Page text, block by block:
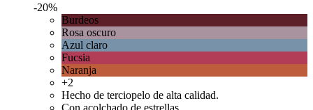
-20%
Burdeos
Rosa oscuro
Azul claro
Fucsia
Naranja
+2
Hecho de terciopelo de alta calidad.
Con acolchado de estrellas